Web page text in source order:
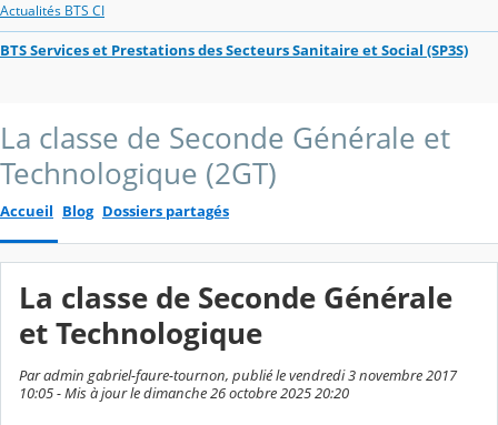
Actualités BTS CI
BTS Services et Prestations des Secteurs Sanitaire et Social (SP3S)
La classe de Seconde Générale et
Technologique (2GT)
Accueil Blog Dossiers partagés
La classe de Seconde Générale
et Technologique
Par admin gabriel-faure-tournon, publié le vendredi 3 novembre 2017
10:05 - Mis à jour le dimanche 26 octobre 2025 20:20